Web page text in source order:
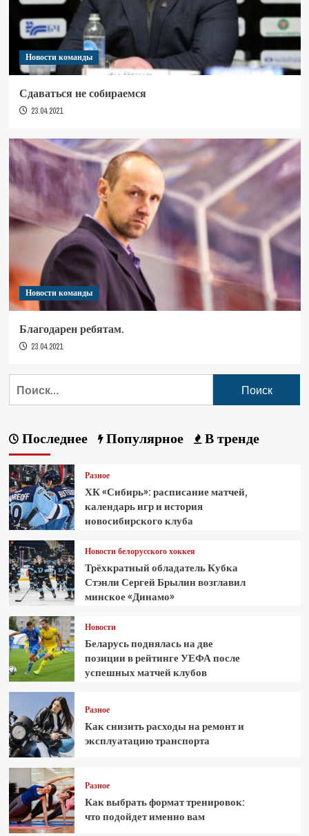
Новости команды
Сдаваться не собираемся
23.04.2021
Новости команды
Благодарен ребятам.
23.04.2021
Последнее Популярное В тренде
Разное
ХК «Сибирь»: расписание матчей,
календарь игр и история
новосибирского клуба
Новости белорусского хоккея
Трёхкратный обладатель Кубка
Стэнли Сергей Брылин возглавил
минское «Динамо»
Новости
Беларусь поднялась на две
позиции в рейтинге УЕФА после
успешных матчей клубов
Разное
Как снизить расходы на ремонт и
эксплуатацию транспорта
Разное
Как выбрать формат тренировок:
что подойдет именно вам